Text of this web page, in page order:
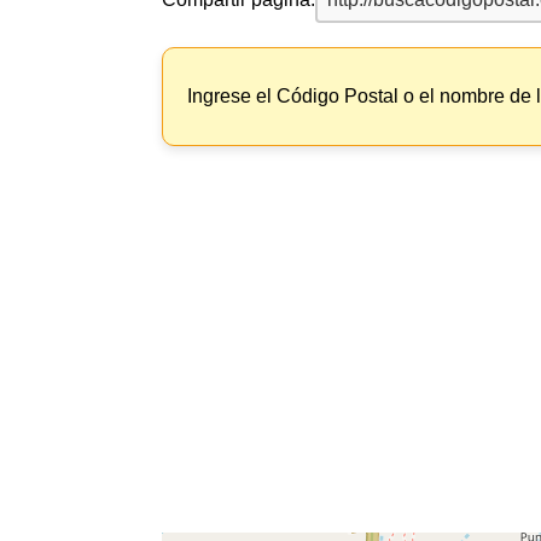
Ingrese el Código Postal o el nombre